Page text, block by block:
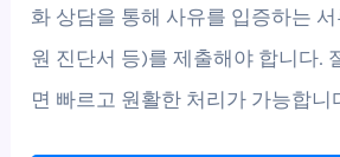
화 상담을 통해 사유를 입증하는
원 진단서 등)를 제출해야 합니다.
면 빠르고 원활한 처리가 가능합니